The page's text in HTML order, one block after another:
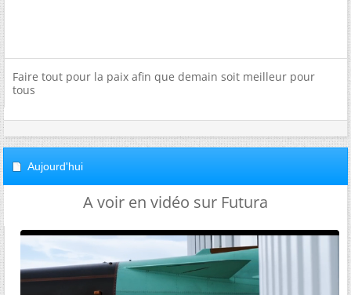
Faire tout pour la paix afin que demain soit meilleur pour
tous
Aujourd'hui
A voir en vidéo sur Futura